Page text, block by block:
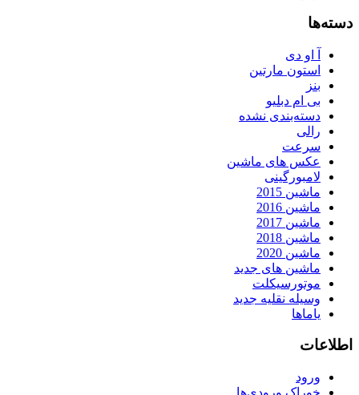
دسته‌ها
آ او دی
استون مارتین
بنز
بی ام دبلیو
دسته‌بندی نشده
رالی
سرعت
عکس های ماشین
لامبورگینی
ماشین 2015
ماشین 2016
ماشین 2017
ماشین 2018
ماشین 2020
ماشین های جدید
موتورسیکلت
وسیله نقلیه جدید
یاماها
اطلاعات
ورود
خوراک ورودی‌ها